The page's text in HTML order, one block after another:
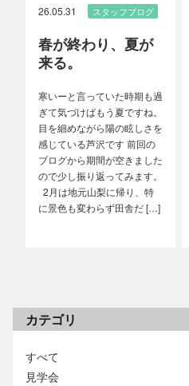
26.05.31 スタッフブログ
春が終わり、夏が
来る。
寒いーと言っていた時期も過
ぎて気づけばもう夏ですね。
目を細めながら陽の眩しさを
感じている芦沢です 前回の
ブログから期間が空きました
ので少し振り返ってみます。
2月は地元山梨に帰り、特
に景色も変わらず田舎だ […]
カテゴリ
すべて
見学会